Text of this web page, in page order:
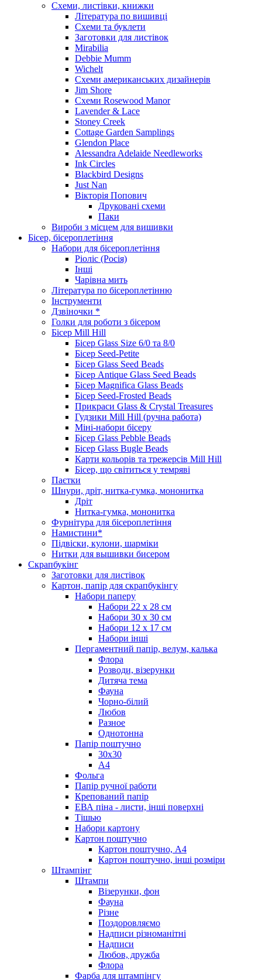
Схеми, листівки, книжки
Література по вишивці
Схеми та буклети
Заготовки для листівок
Mirabilia
Debbie Mumm
Wichelt
Схеми американських дизайнерів
Jim Shore
Cхеми Rosewood Manor
Lavender & Lace
Stoney Creek
Cottage Garden Samplings
Glendon Place
Alessandra Adelaide Needleworks
Ink Circles
Blackbird Designs
Just Nan
Вікторія Попович
Друковані схеми
Паки
Вироби з місцем для вишивки
Бісер, бісероплетіння
Набори для бісероплетіння
Ріоліс (Росія)
Інші
Чарівна мить
Література по бісероплетінню
Інструменти
Дзвіночки *
Голки для роботи з бісером
Бісер Mill Hill
Бісер Glass Size 6/0 та 8/0
Бісер Seed-Petite
Бісер Glass Seed Beads
Бісер Antique Glass Seed Beads
Бісер Magnifica Glass Beads
Бісер Seed-Frosted Beads
Прикраси Glass & Crystal Treasures
Гудзики Mill Hill (ручна работа)
Міні-набори бісеру
Бісер Glass Pebble Beads
Бісер Glass Bugle Beads
Карти кольорів та трежерсів Mill Hill
Бісер, що світиться у темряві
Паєтки
Шнури, дріт, нитка-гумка, мононитка
Дріт
Нитка-гумка, мононитка
Фурнітура для бісероплетіння
Намистини*
Підвіски, кулони, шарміки
Нитки для вышивки бисером
Скрапбукінг
Заготовки для листівок
Картон, папір для скрапбукінгу
Набори паперу
Набори 22 х 28 см
Набори 30 х 30 см
Набори 12 х 17 см
Набори інші
Пергаментний папір, велум, калька
Флора
Розводи, візерунки
Дитяча тема
Фауна
Чорно-білий
Любов
Разное
Однотонна
Папір поштучно
30х30
А4
Фольга
Папір ручної работи
Крепований папір
ЕВА піна - листи, інші поверхні
Тішью
Набори картону
Картон поштучно
Картон поштучно, А4
Картон поштучно, інші розміри
Штампінг
Штампи
Візерунки, фон
Фауна
Різне
Поздоровляємо
Надписи різноманітні
Надписи
Любов, дружба
Флора
Фарба для штампінгу